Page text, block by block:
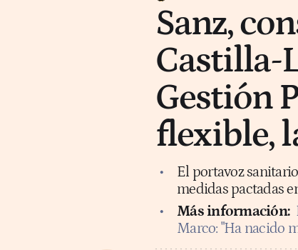
Sanz,
Castilla-
Gestión
flexible,
El portavoz
medidas pactadas
Más información:
Marco: "Ha nacido